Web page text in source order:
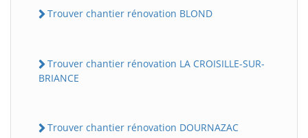
Trouver chantier rénovation BLOND
Trouver chantier rénovation LA CROISILLE-SUR-
BRIANCE
Trouver chantier rénovation DOURNAZAC